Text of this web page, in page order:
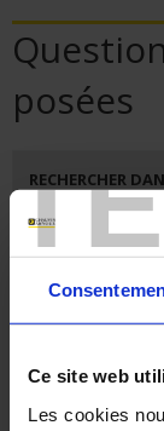
Ce site web
Les cookies
posées
RECHERCHER
Mots-clés :
Thème :